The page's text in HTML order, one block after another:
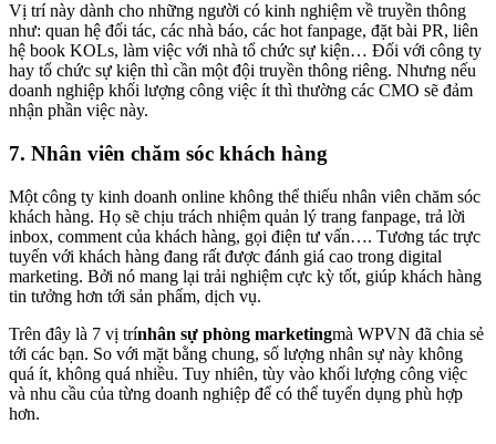
Vị trí này dành cho những người có kinh nghiệm về truyền thông
như: quan hệ đối tác, các nhà báo, các hot fanpage, đặt bài PR, liên
hệ book KOLs, làm việc với nhà tổ chức sự kiện… Đối với công ty
hay tổ chức sự kiện thì cần một đội truyền thông riêng. Nhưng nếu
doanh nghiệp khối lượng công việc ít thì thường các CMO sẽ đảm
nhận phần việc này.
7. Nhân viên chăm sóc khách hàng
Một công ty kinh doanh online không thể thiếu nhân viên chăm sóc
khách hàng. Họ sẽ chịu trách nhiệm quản lý trang fanpage, trả lời
inbox, comment của khách hàng, gọi điện tư vấn…. Tương tác trực
tuyến với khách hàng đang rất được đánh giá cao trong digital
marketing. Bởi nó mang lại trải nghiệm cực kỳ tốt, giúp khách hàng
tin tưởng hơn tới sản phẩm, dịch vụ.
Trên đây là 7 vị trínhân sự phòng marketingmà WPVN đã chia sẻ
tới các bạn. So với mặt bằng chung, số lượng nhân sự này không
quá ít, không quá nhiều. Tuy nhiên, tùy vào khối lượng công việc
và nhu cầu của từng doanh nghiệp để có thể tuyển dụng phù hợp
hơn.